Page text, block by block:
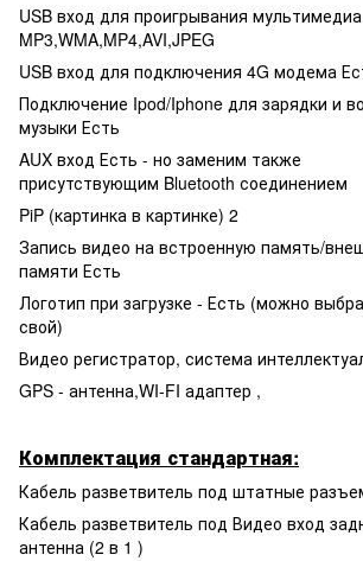
USB вход для проигрывания мультимедиа
MP3,WMA,MP4,AVI,JPEG
USB вход для подключения 4G модема
Подключение Ipod/Iphone для зарядки и
музыки Есть
AUX вход Есть - но заменим также
присутствующим Bluetooth соединением
PiP (картинка в картинке) 2
Запись видео на встроенную память/
памяти Есть
Логотип при загрузке - Есть (можно
свой)
Видео регистратор, система
GPS - антенна,WI-FI адаптер ,
Комплектация стандартная:
Кабель разветвитель под штатные
Кабель разветвитель под Видео вход
антенна (2 в 1 )